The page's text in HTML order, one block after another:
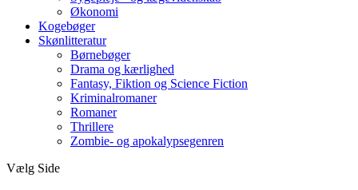
Økonomi
Kogebøger
Skønlitteratur
Børnebøger
Drama og kærlighed
Fantasy, Fiktion og Science Fiction
Kriminalromaner
Romaner
Thrillere
Zombie- og apokalypsegenren
Vælg Side